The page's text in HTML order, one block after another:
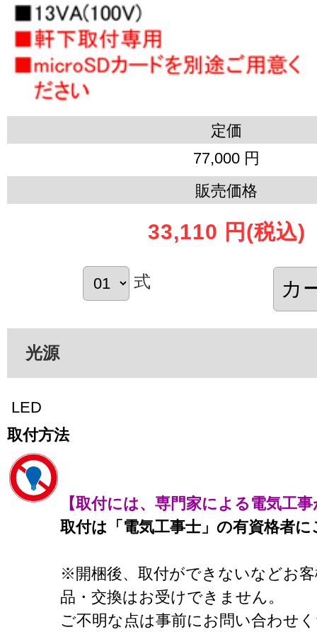
定価
77,000 円
販売価格
33,110 円 (税込)
式
光源
LED
取付方法
【取付には、専門家による電気工
取付は「電気工事士」の有資格者
※開梱後、取付ができないなどお
品・交換はお受けできません。
ご不明な点は事前にお問い合わせ